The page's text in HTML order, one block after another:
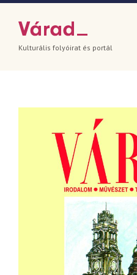
Kulturális folyóirat és portál